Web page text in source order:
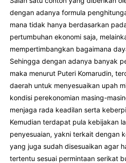
dengan adanya formula
mana tidak hanya berdasarkan
pertumbuhan ekonomi saja,
mempertimbangkan bagaimana
Sehingga dengan adanya banyak
maka menurut Puteri Komarudin,
daerah untuk menyesuaikan upah
kondisi perekonomian masing-
menjaga rada keadilan serta
Kemudian terdapat pula kebijakan
penyesuaian, yakni terkait dengan
yang juga sudah disesuaikan agar
tertentu sesuai permintaan serikat